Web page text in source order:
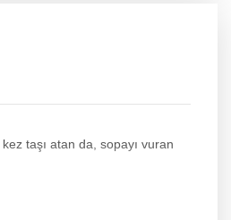
taşı atan da, sopayı vuran